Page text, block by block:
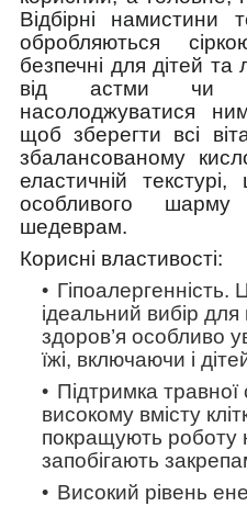
Відбірні намистини
обробляються
безпечні для дітей
від астми чи
насолоджуватися
щоб зберегти всі
збалансованому
еластичній
особливого
шедеврам.
Корисні властивості:
Гіпоалергенність.
ідеальний вибір для
здоров’я особливо
їжі, включаючи і
Підтримка
високому вмісту
покращують роботу
запобігають
Високий рівень